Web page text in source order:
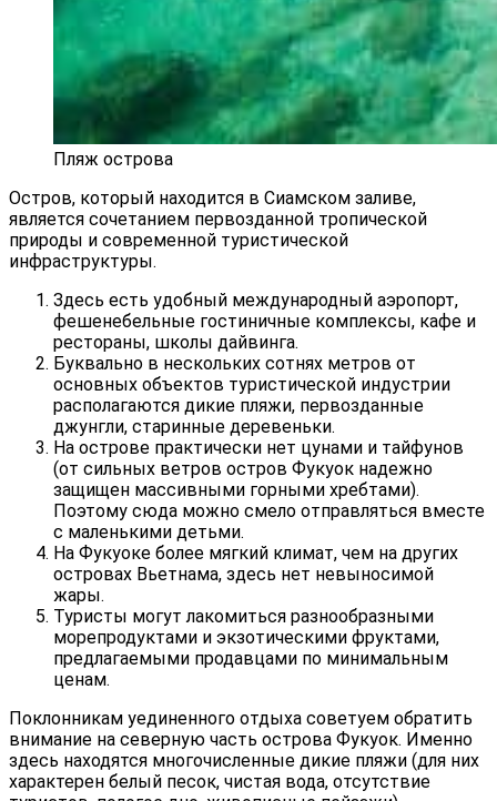
Пляж острова
Остров, который находится в Сиамском заливе,
является сочетанием первозданной тропической
природы и современной туристической
инфраструктуры.
Здесь есть удобный международный аэропорт,
фешенебельные гостиничные комплексы, кафе и
рестораны, школы дайвинга.
Буквально в нескольких сотнях метров от
основных объектов туристической индустрии
располагаются дикие пляжи, первозданные
джунгли, старинные деревеньки.
На острове практически нет цунами и тайфунов
(от сильных ветров остров Фукуок надежно
защищен массивными горными хребтами).
Поэтому сюда можно смело отправляться вместе
с маленькими детьми.
На Фукуоке более мягкий климат, чем на других
островах Вьетнама, здесь нет невыносимой
жары.
Туристы могут лакомиться разнообразными
морепродуктами и экзотическими фруктами,
предлагаемыми продавцами по минимальным
ценам.
Поклонникам уединенного отдыха советуем обратить
внимание на северную часть острова Фукуок. Именно
здесь находятся многочисленные дикие пляжи (для них
характерен белый песок, чистая вода, отсутствие